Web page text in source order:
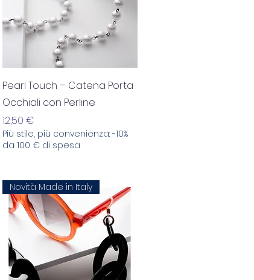
Aperçu rapide
Pearl Touch – Catena Porta
Occhiali con Perline
Prix
12,50 €
Più stile, più convenienza: -10%
da 100 € di spesa
Novità Made in Italy